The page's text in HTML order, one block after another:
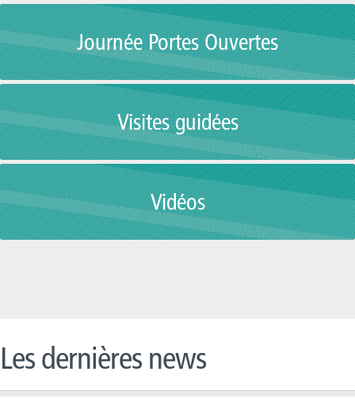
Journée Portes Ouvertes
Visites guidées
Vidéos
Les dernières news